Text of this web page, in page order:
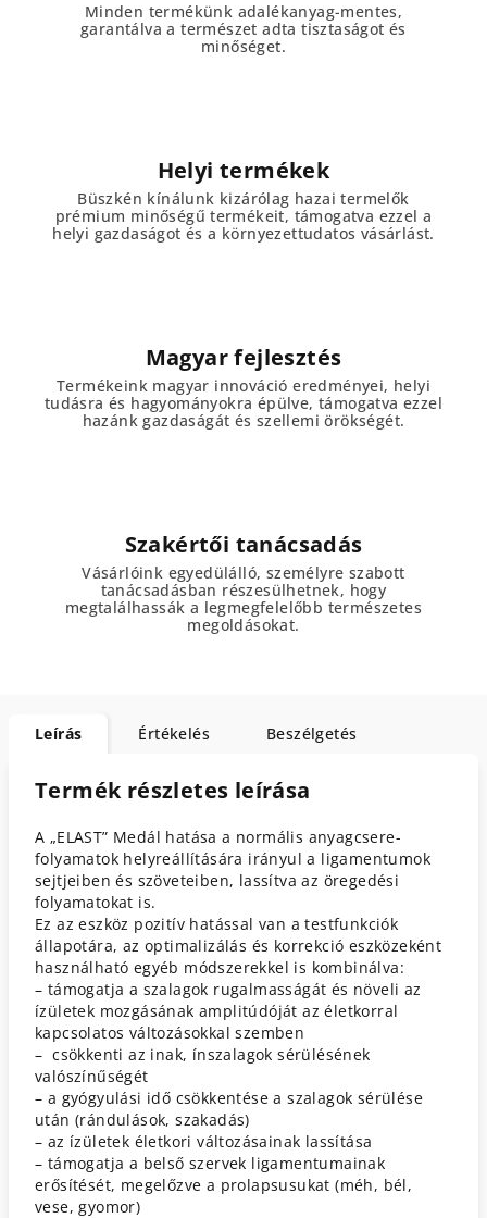
Minden termékünk adalékanyag-mentes,
garantálva a természet adta tisztaságot és
minőséget.
Helyi termékek
Büszkén kínálunk kizárólag hazai termelők
prémium minőségű termékeit, támogatva ezzel a
helyi gazdaságot és a környezettudatos vásárlást.
Magyar fejlesztés
Termékeink magyar innováció eredményei, helyi
tudásra és hagyományokra épülve, támogatva ezzel
hazánk gazdaságát és szellemi örökségét.
Szakértői tanácsadás
Vásárlóink egyedülálló, személyre szabott
tanácsadásban részesülhetnek, hogy
megtalálhassák a legmegfelelőbb természetes
megoldásokat.
Leírás Értékelés Beszélgetés
Termék részletes leírása
A „ELAST” Medál hatása a normális anyagcsere-
folyamatok helyreállítására irányul a ligamentumok
sejtjeiben és szöveteiben, lassítva az öregedési
folyamatokat is.
Ez az eszköz pozitív hatással van a testfunkciók
állapotára, az optimalizálás és korrekció eszközeként
használható egyéb módszerekkel is kombinálva:
– támogatja a szalagok rugalmasságát és növeli az
ízületek mozgásának amplitúdóját az életkorral
kapcsolatos változásokkal szemben
– csökkenti az inak, ínszalagok sérülésének
valószínűségét
– a gyógyulási idő csökkentése a szalagok sérülése
után (rándulások, szakadás)
– az ízületek életkori változásainak lassítása
– támogatja a belső szervek ligamentumainak
erősítését, megelőzve a prolapsusukat (méh, bél,
vese, gyomor)